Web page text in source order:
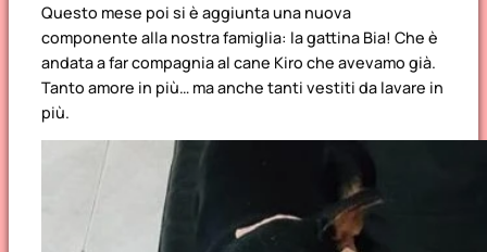
Questo mese poi si è aggiunta una nuova
componente alla nostra famiglia: la gattina Bia! Che è
andata a far compagnia al cane Kiro che avevamo già.
Tanto amore in più… ma anche tanti vestiti da lavare in
più.